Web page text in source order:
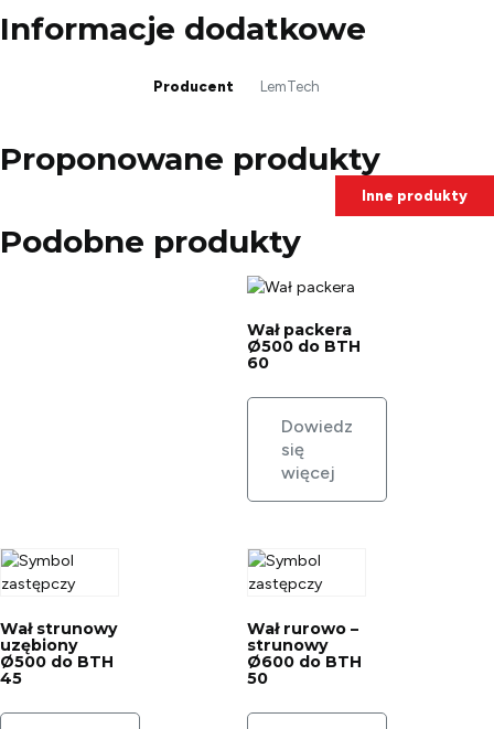
Informacje dodatkowe
Producent LemTech
Proponowane produkty
Inne produkty
Podobne produkty
Wał packera
Ø500 do BTH
60
Dowiedz
się
więcej
Wał strunowy
uzębiony
Ø500 do BTH
45
Wał rurowo –
strunowy
Ø600 do BTH
50